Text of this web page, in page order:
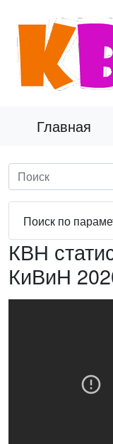
Главная
Поиск по
КВН
КиВиН